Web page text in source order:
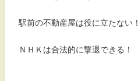
駅前の不動産屋は役に立たない！
ＮＨＫは合法的に撃退できる！